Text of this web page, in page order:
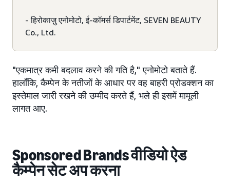
- हिरोकाज़ु एनोमोटो, ई-कॉमर्स डिपार्टमेंट, SEVEN BEAUTY
Co., Ltd.
"एकमात्र कमी बदलाव करने की गति है," एनोमोटो बताते हैं.
हालाँकि, कैम्पेन के नतीजों के आधार पर वह बाहरी प्रोडक्शन का
इस्तेमाल जारी रखने की उम्मीद करते हैं, भले ही इसमें मामूली
लागत आए.
Sponsored Brands वीडियो ऐड
कैम्पेन सेट अप करना